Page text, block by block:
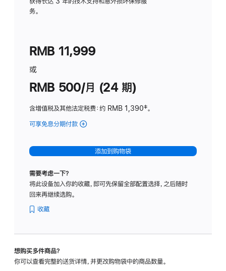
务。
RMB 11,999
或
RMB 500/月 (24 期)
含增值税及其他法定税费：约 RMB 1,390脚
‡。
可享免息分期付款 (Studio
-
标
璃
转
添加到购物袋
需要考虑一下？
将此设备加入你的收藏，即可先保留全部配置选择，之后随时
回来再继续选购。
收藏
想购买多件商品？
你可以查看完整的送货详情，并更改购物袋中的商品数量。